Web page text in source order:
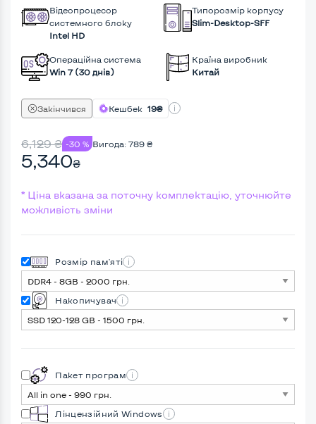
Відеопроцесор
системного блоку
Intel HD
Типорозмір корпусу
Slim-Desktop-SFF
Операційна система
Win 7 (30 днів)
Країна виробник
Китай
Закінчився Кешбек 19₴
6,129₴ -30 % Вигода: 789 ₴
5,340₴
* Ціна вказана за поточну комплектацію, уточнюйте
можливість зміни
Розмір пам'яті
Накопичувач
Пакет програм
Лінцензійний Windows